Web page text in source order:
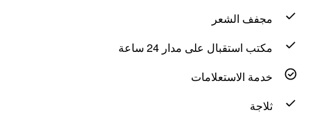
مجفف الشعر
مكتب استقبال على مدار 24 ساعة
خدمة الاستعلامات
ثلاجة